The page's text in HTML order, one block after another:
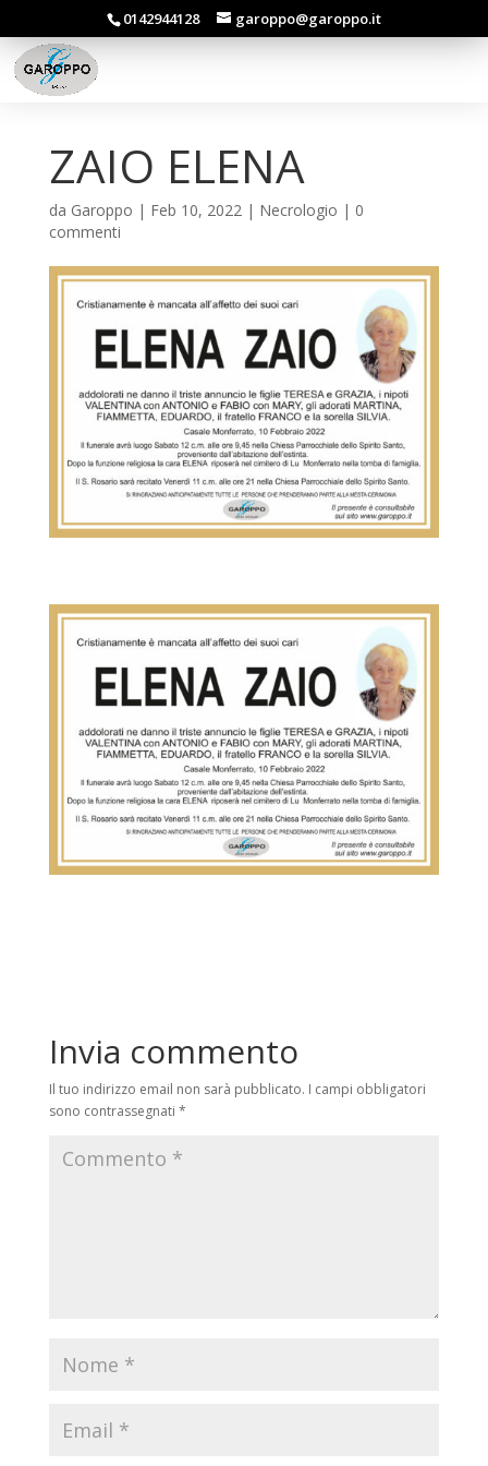
0142944128 garoppo@garoppo.it
ZAIO ELENA
da Garoppo | Feb 10, 2022| Necrologio | 0
commenti
Invia commento
Il tuo indirizzo email non sarà pubblicato. I campi obbligatori
sono contrassegnati *